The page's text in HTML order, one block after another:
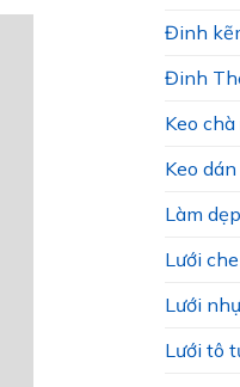
Đinh
Đinh
Keo chà
Keo
Làm dẹp
Lưới
Lưới
Lưới tô